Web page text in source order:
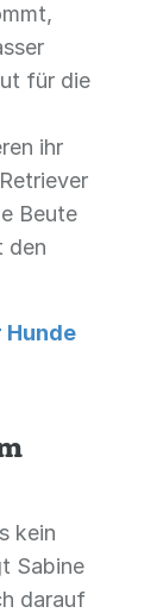
für die
ihr
Beute
den
Hunde
kein
Sabine
darauf